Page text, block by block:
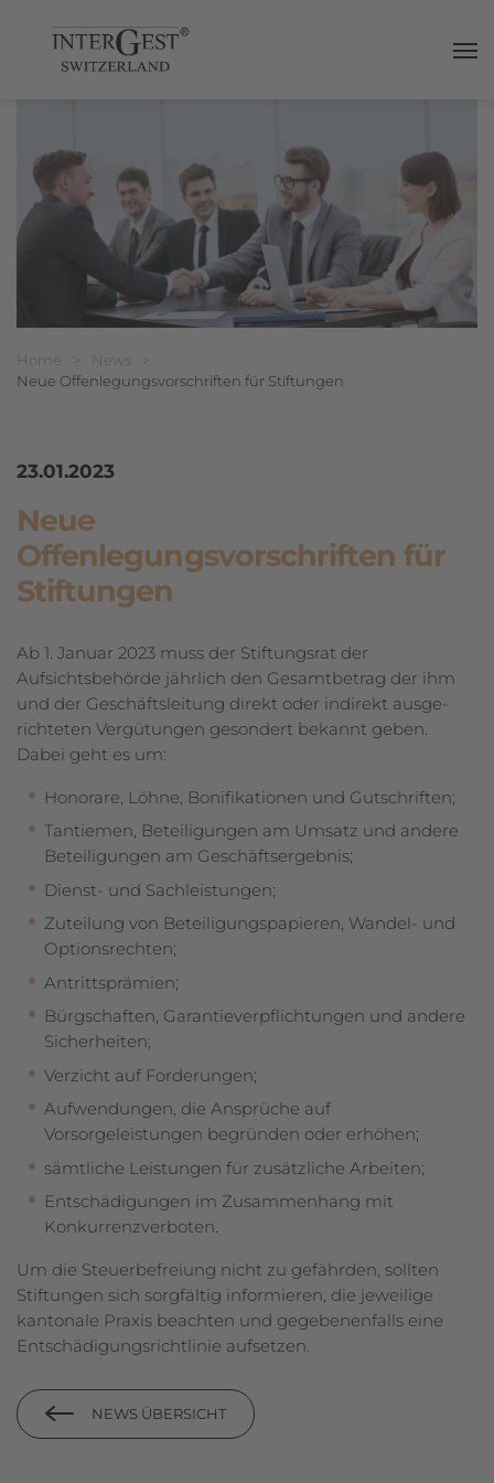
Breadcrumbnavigation
Sie befinden sich hier:
Home News
Neue Offenlegungsvorschriften für Stiftungen
23.01.2023
Neue
Offenlegungsvorschriften für
Stiftungen
Ab 1. Januar 2023 muss der Stiftungsrat der
Aufsichtsbehörde jährlich den Ge­samt­betrag der ihm
und der Geschäftsleitung direkt oder indirekt ausge­
rich­te­ten Vergütungen gesondert bekannt geben.
Dabei geht es um:
Honorare, Löhne, Bonifikationen und Gutschriften;
Tantiemen, Beteiligungen am Umsatz und andere
Beteiligungen am Geschäftsergebnis;
Dienst- und Sachleistungen;
Zuteilung von Beteiligungspapieren, Wandel- und
Optionsrechten;
Antrittsprämien;
Bürgschaften, Garantieverpflichtungen und andere
Sicherheiten;
Verzicht auf Forderungen;
Aufwendungen, die Ansprüche auf
Vorsorgeleistungen begründen oder erhöhen;
sämtliche Leistungen für zusätzliche Arbeiten;
Entschädigungen im Zusammenhang mit
Konkurrenzverboten.
Um die Steuerbefreiung nicht zu gefährden, sollten
Stiftungen sich sorgfältig informieren, die jeweilige
kantonale Praxis beachten und gegebenenfalls eine
Entschädigungsrichtlinie aufsetzen.
NEWS ÜBERSICHT